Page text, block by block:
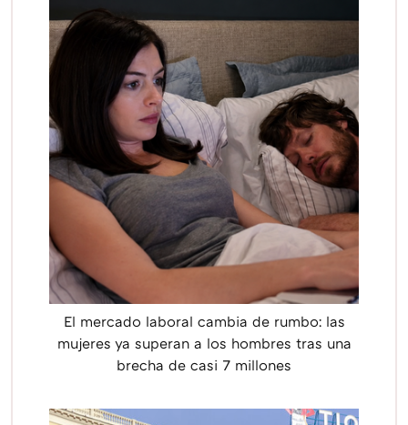
El mercado laboral cambia de rumbo: las
mujeres ya superan a los hombres tras una
brecha de casi 7 millones